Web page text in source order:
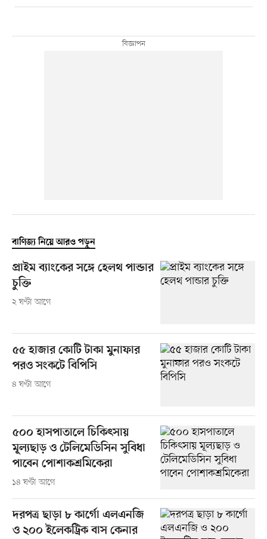
বাণিজ্য নিয়ে আরও পড়ুন
প্রাইম ব্যাংকের সঙ্গে হেলথ পান্ডার
চুক্তি
২ ঘণ্টা আগে
৫৫ হাজার কোটি টাকা মুনাফার
পরও সংকটে বিপিসি
৪ ঘণ্টা আগে
৫০০ হাসপাতালে চিকিৎসায়
মূল্যছাড় ও টেলিমেডিসিন সুবিধা
পাবেন পোশাকশ্রমিকেরা
১৪ ঘণ্টা আগে
দরপত্র ছাড়া ৮ কার্গো এলএনজি
ও ২০০ ইলেকট্রিক বাস কেনার